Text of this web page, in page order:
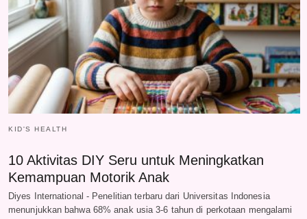
KID'S HEALTH
10 Aktivitas DIY Seru untuk Meningkatkan
Kemampuan Motorik Anak
Diyes International - Penelitian terbaru dari Universitas Indonesia
menunjukkan bahwa 68% anak usia 3-6 tahun di perkotaan mengalami